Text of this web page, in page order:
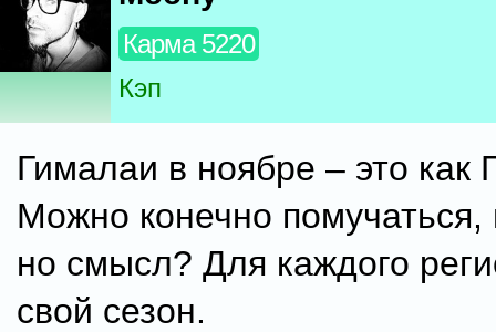
Карма 5220
Кэп
Гималаи в ноябре – это как
Можно конечно помучаться,
но смысл? Для каждого
свой сезон.